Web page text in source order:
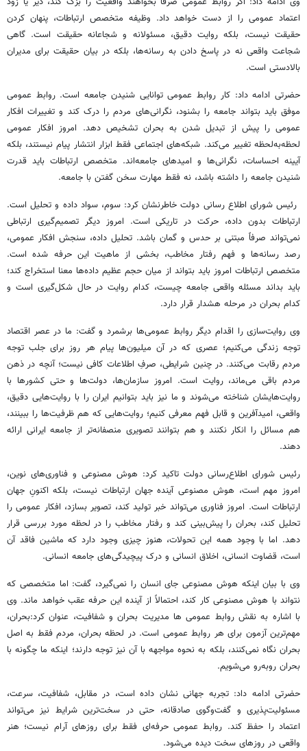
اعتماد عمومی را از دست خواهد داد. وظیفه متخصص ارتباطات، پنهان کردن
حقیقت نیست، بلکه روایت دقیق، مسئولانه و شجاعانه حقیقت است. گاهی
شجاعت واقعی نه در پاسخ دادن به رسانه‌ها، بلکه در بیان حقیقت برای مدیران
بالادستی است.
حضرتی ادامه داد: کار روابط عمومی توانایی شنیدن جامعه است. روابط عمومی
موفق باید بتواند جامعه را بشنود، نگرانی‌های مردم را درک کند و تغییرات افکار
عمومی را پیش از تبدیل شدن به بحران تشخیص دهد. امروز افکار عمومی
لحظه‌به‌لحظه تغییر می‌کند. شبکه‌های اجتماعی فقط ابزار انتشار پیام نیستند، بلکه
آیینه احساسات، نگرانی‌ها و امیدهای جامعه‌اند. متخصص ارتباطات باید قدرت
شنیدن جامعه را داشته باشد، نه فقط مهارت سخن گفتن با جامعه.
رئیس شورای اطلاع رسانی دولت خاطرنشان کرد: سوم، سواد داده و تحلیل است.
ارتباطات بدون داده، حرکت در تاریکی است. امروز دیگر تصمیم‌گیری ارتباطی
نمی‌تواند صرفاً مبتنی بر حدس و گمان باشد. تحلیل داده، سنجش افکار عمومی،
رصد رسانه‌ها و فهم رفتار مخاطب، بخشی از ماهیت این حرفه شده است.
متخصص ارتباطات امروز باید بتواند از میان حجم عظیم داده‌ها معنا استخراج کند؛
باید بداند مسئله واقعی جامعه چیست، کدام روایت در حال شکل‌گیری است و
کدام بحران در مرحله هشدار قرار دارد.
وی روایت‌سازی را اقدام دیگر روابط عمومی‌ها برشمرد و گفت: ما در عصر اقتصاد
توجه زندگی می‌کنیم؛ عصری که در آن میلیون‌ها پیام هر روز برای جلب توجه
مردم رقابت می‌کنند. در چنین شرایطی، صرفِ اطلاعات کافی نیست؛ آنچه در ذهن
مردم باقی می‌ماند، روایت است. امروز سازمان‌ها، دولت‌ها و حتی کشورها با
روایت‌هایشان شناخته می‌شوند و ما نیز باید بتوانیم ایران را با روایت‌هایی دقیق،
واقعی، امیدآفرین و قابل فهم معرفی کنیم؛ روایت‌هایی که هم ظرفیت‌ها را ببینند،
هم مسائل را انکار نکنند و هم بتوانند تصویری منصفانه‌تر از جامعه ایرانی ارائه
دهند.
رئیس شورای اطلاع‌رسانی دولت تاکید کرد: هوش مصنوعی و فناوری‌های نوین،
امروز مهم است، هوش مصنوعی آینده جهان ارتباطات نیست، بلکه اکنونِ جهان
ارتباطات است. امروز فناوری می‌تواند خبر تولید کند، تصویر بسازد، افکار عمومی را
تحلیل کند، بحران را پیش‌بینی کند و رفتار مخاطب را در لحظه مورد بررسی قرار
دهد. اما با وجود همه این تحولات، هنوز چیزی وجود دارد که ماشین فاقد آن
است، قضاوت انسانی، اخلاق انسانی و درک پیچیدگی‌های جامعه انسانی.
وی با بیان اینکه هوش مصنوعی جای انسان را نمی‌گیرد، گفت: اما متخصصی که
نتواند با هوش مصنوعی کار کند، احتمالاً از آینده این حرفه عقب خواهد ماند. وی
با اشاره به نقش روابط عمومی ها مدیریت بحران و شفافیت، عنوان کرد:بحران،
مهم‌ترین آزمون برای هر روابط عمومی است. در لحظه بحران، مردم فقط به اصل
بحران نگاه نمی‌کنند، بلکه به نحوه مواجهه با آن نیز توجه دارند؛ اینکه ما چگونه با
بحران روبه‌رو می‌شویم.
حضرتی ادامه داد: تجربه جهانی نشان داده است، در مقابل، شفافیت، سرعت،
مسئولیت‌پذیری و گفت‌وگوی صادقانه، حتی در سخت‌ترین شرایط نیز می‌تواند
اعتماد را حفظ کند. روابط عمومی حرفه‌ای فقط برای روزهای آرام نیست؛ هنر
واقعی در روزهای سخت دیده می‌شود.